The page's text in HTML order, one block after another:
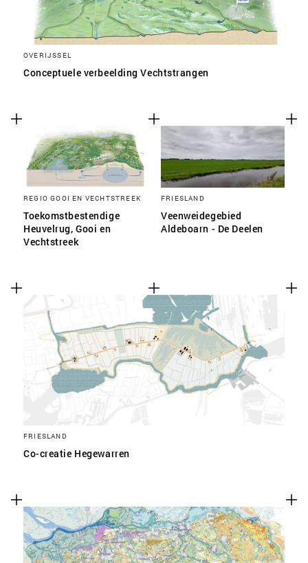
OVERIJSSEL
Conceptuele verbeelding Vechtstrangen
REGIO GOOI EN VECHTSTREEK
Toekomstbestendige
Heuvelrug, Gooi en
Vechtstreek
FRIESLAND
Veenweidegebied
Aldeboarn - De Deelen
FRIESLAND
Co-creatie Hegewarren